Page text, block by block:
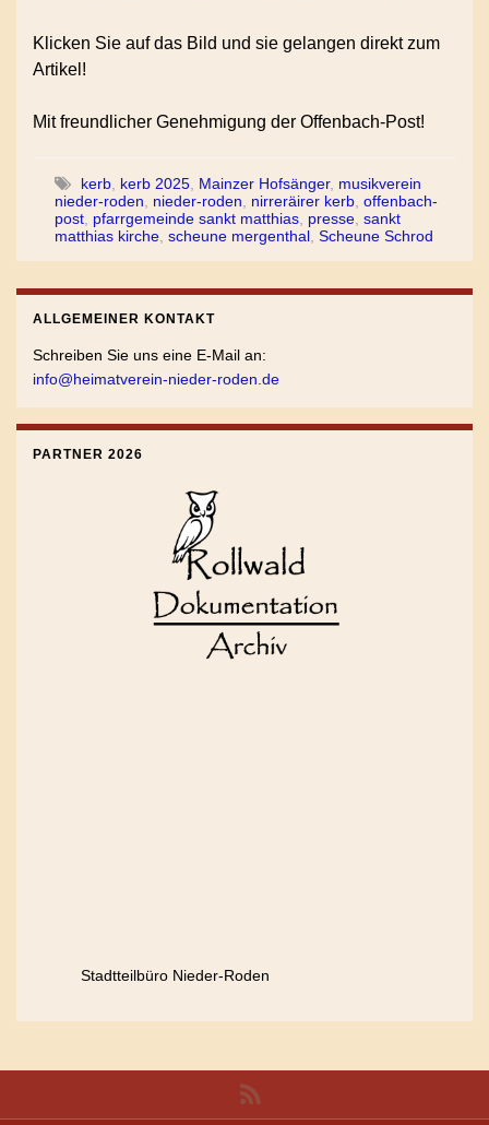
Klicken Sie auf das Bild und sie gelangen direkt zum
Artikel!
Mit freundlicher Genehmigung der Offenbach-Post!
kerb, kerb 2025, Mainzer Hofsänger, musikverein
nieder-roden, nieder-roden, nirreräirer kerb, offenbach-
post, pfarrgemeinde sankt matthias, presse, sankt
matthias kirche, scheune mergenthal, Scheune Schrod
ALLGEMEINER KONTAKT
Schreiben Sie uns eine E-Mail an:
info@heimatverein-nieder-roden.de
PARTNER 2026
Stadtteilbüro Nieder-Roden